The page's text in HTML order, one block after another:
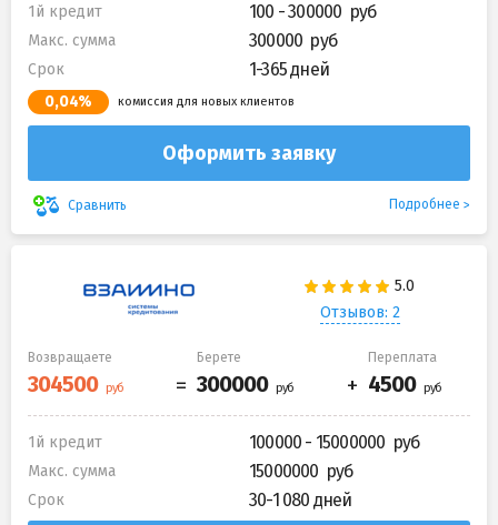
1й кредит 100 - 300000
Макс. сумма 300000
Срок 1-365 дней
0,04% комиссия для новых клиентов
Оформить заявку
Сравнить Подробнее
Отзывов: 2
Возвращаете Берете Переплата
1й кредит 100000 - 15000000
Макс. сумма 15000000
Срок 30-1 080 дней